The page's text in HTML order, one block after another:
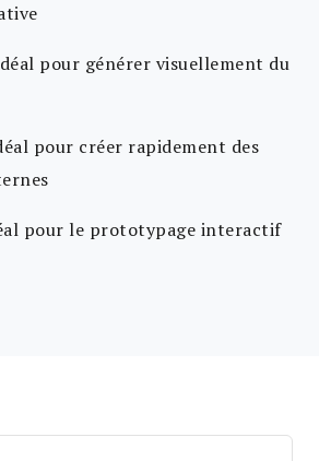
pour générer visuellement du
pour créer rapidement des
pour le prototypage interactif